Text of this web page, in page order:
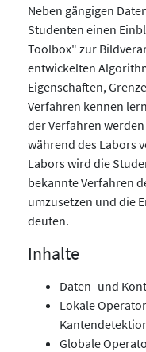
Neben gängigen
Studenten einen
Toolbox" zur
entwickelten
Eigenschaften,
Verfahren kennen
der Verfahren
während des Labors
Labors wird die
bekannte Verfahren
umzusetzen und die
deuten.
Inhalte
Daten- und
Lokale
Globale